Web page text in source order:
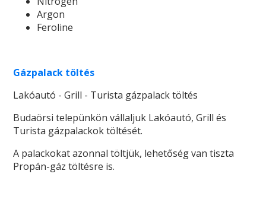
Argon
Feroline
Gázpalack töltés
Lakóautó - Grill - Turista gázpalack töltés
Budaörsi telepünkön vállaljuk Lakóautó, Grill és
Turista gázpalackok töltését.
A palackokat azonnal töltjük, lehetőség van tiszta
Propán-gáz töltésre is.